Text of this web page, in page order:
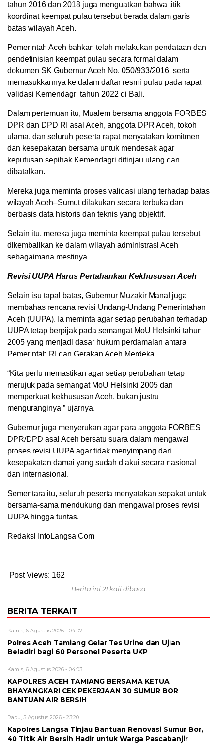
tahun 2016 dan 2018 juga menguatkan bahwa titik
koordinat keempat pulau tersebut berada dalam garis
batas wilayah Aceh.
Pemerintah Aceh bahkan telah melakukan pendataan dan
pendefinisian keempat pulau secara formal dalam
dokumen SK Gubernur Aceh No. 050/933/2016, serta
memasukkannya ke dalam daftar resmi pulau pada rapat
validasi Kemendagri tahun 2022 di Bali.
Dalam pertemuan itu, Mualem bersama anggota FORBES
DPR dan DPD RI asal Aceh, anggota DPR Aceh, tokoh
ulama, dan seluruh peserta rapat menyatakan komitmen
dan kesepakatan bersama untuk mendesak agar
keputusan sepihak Kemendagri ditinjau ulang dan
dibatalkan.
Mereka juga meminta proses validasi ulang terhadap batas
wilayah Aceh–Sumut dilakukan secara terbuka dan
berbasis data historis dan teknis yang objektif.
Selain itu, mereka juga meminta keempat pulau tersebut
dikembalikan ke dalam wilayah administrasi Aceh
sebagaimana mestinya.
Revisi UUPA Harus Pertahankan Kekhususan Aceh
Selain isu tapal batas, Gubernur Muzakir Manaf juga
membahas rencana revisi Undang-Undang Pemerintahan
Aceh (UUPA). Ia meminta agar setiap perubahan terhadap
UUPA tetap berpijak pada semangat MoU Helsinki tahun
2005 yang menjadi dasar hukum perdamaian antara
Pemerintah RI dan Gerakan Aceh Merdeka.
“Kita perlu memastikan agar setiap perubahan tetap
merujuk pada semangat MoU Helsinki 2005 dan
memperkuat kekhususan Aceh, bukan justru
menguranginya,” ujarnya.
Gubernur juga menyerukan agar para anggota FORBES
DPR/DPD asal Aceh bersatu suara dalam mengawal
proses revisi UUPA agar tidak menyimpang dari
kesepakatan damai yang sudah diakui secara nasional
dan internasional.
Sementara itu, seluruh peserta menyatakan sepakat untuk
bersama-sama mendukung dan mengawal proses revisi
UUPA hingga tuntas.
Redaksi InfoLangsa.Com
Post Views: 162
Berita ini 21 kali dibaca
BERITA TERKAIT
Kamis, 6 Agustus 2026 - 04:07
Polres Aceh Tamiang Gelar Tes Urine dan Ujian
Beladiri bagi 60 Personel Peserta UKP
Kamis, 6 Agustus 2026 - 04:03
KAPOLRES ACEH TAMIANG BERSAMA KETUA
BHAYANGKARI CEK PEKERJAAN 30 SUMUR BOR
BANTUAN AIR BERSIH
Rabu, 5 Agustus 2026 - 23:20
Kapolres Langsa Tinjau Bantuan Renovasi Sumur Bor,
40 Titik Air Bersih Hadir untuk Warga Pascabanjir